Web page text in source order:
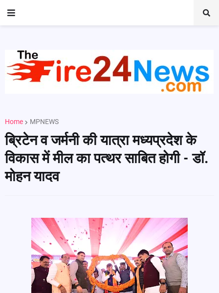
Home MPNEWS
ब्रिटेन व जर्मनी की यात्रा मध्यप्रदेश के
विकास में मील का पत्थर साबित होगी - डॉ.
मोहन यादव